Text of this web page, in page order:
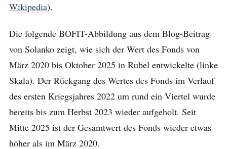
Wikipedia).
Die folgende BOFIT-Abbildung aus dem Blog-Beitrag
von Solanko zeigt, wie sich der Wert des Fonds von
März 2020 bis Oktober 2025 in Rubel entwickelte (linke
Skala). Der Rückgang des Wertes des Fonds im Verlauf
des ersten Kriegsjahres 2022 um rund ein Viertel wurde
bereits bis zum Herbst 2023 wieder aufgeholt. Seit
Mitte 2025 ist der Gesamtwert des Fonds wieder etwas
höher als im März 2020.